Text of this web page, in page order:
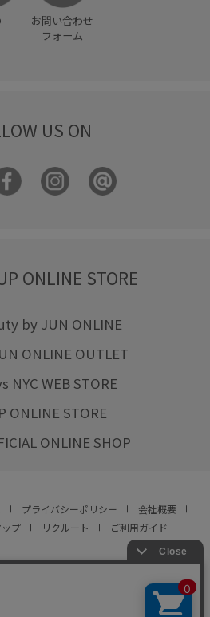
お問い合わせ
フォーム
US ON
ONLINE STORE
by JUN ONLINE
ONLINE OUTLET
NYC WEB STORE
ONLINE STORE
ONLINE SHOP
プライバシーポリシー
会社概要
プ リクルート ご利用ガイド
ALL RIGHTS RESERVED.